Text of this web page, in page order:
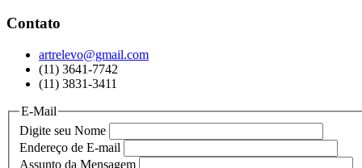
Contato
artrelevo@gmail.com
(11) 3641-7742
(11) 3831-3411
E-Mail
Digite seu Nome
Endereço de E-mail
Assunto da Mensagem